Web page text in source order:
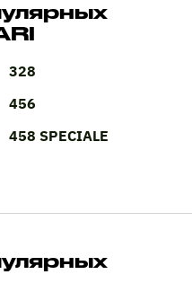
328
456
458 SPECIALE